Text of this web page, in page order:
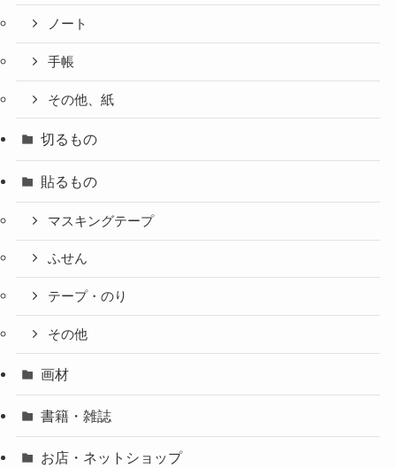
ノート
手帳
その他、紙
切るもの
貼るもの
マスキングテープ
ふせん
テープ・のり
その他
画材
書籍・雑誌
お店・ネットショップ